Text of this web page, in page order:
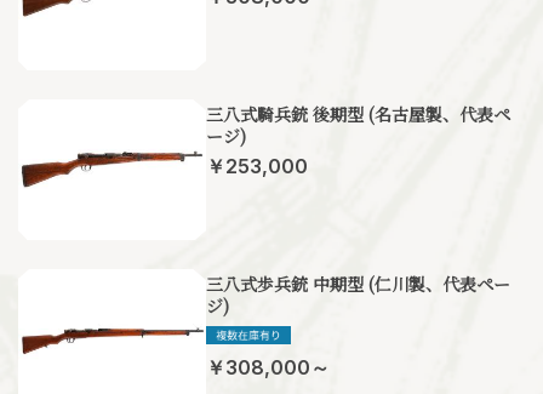
三八式騎兵銃 後期型 (名古屋製、代表ペ
ージ)
￥253,000
三八式歩兵銃 中期型 (仁川製、代表ペー
ジ)
￥308,000～